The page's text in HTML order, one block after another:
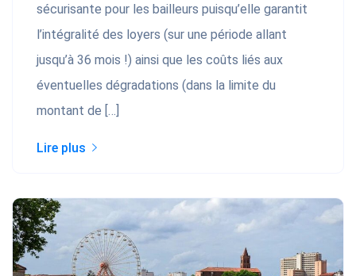
sécurisante pour les bailleurs puisqu’elle garantit
l’intégralité des loyers (sur une période allant
jusqu’à 36 mois !) ainsi que les coûts liés aux
éventuelles dégradations (dans la limite du
montant de […]
Lire plus